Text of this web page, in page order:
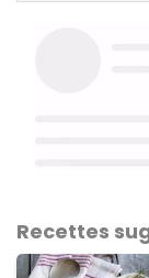
Recettes